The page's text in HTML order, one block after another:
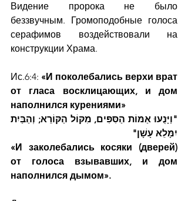
Видение пророка не было
беззвучным. Громоподобные голоса
серафимов воздействовали на
конструкции Храма.
Ис.6:4: «И поколебались верхи врат
от гласа восклицающих, и дом
наполнился курениями»
יִמָּלֵא עָשָׁן"
«И заколебались косяки (дверей)
от голоса взывавших, и дом
наполнился дымом».